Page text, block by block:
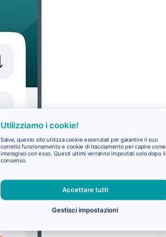
Utilizziamo i cookie!
Salve, questo sito utilizza cookie essenziali per garantire il suo
corretto funzionamento e cookie di tracciamento per capire come
interagisci con esso. Questi ultimi verranno impostati solo dopo il
consenso.
Accettare tutti
Gestisci impostazioni